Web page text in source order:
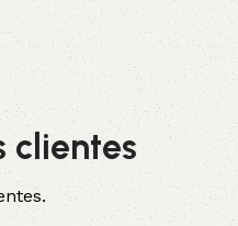
clientes